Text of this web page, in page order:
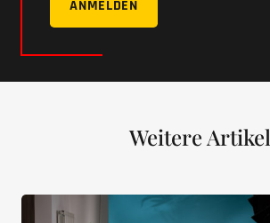
ANMELDEN
Weitere Artikel